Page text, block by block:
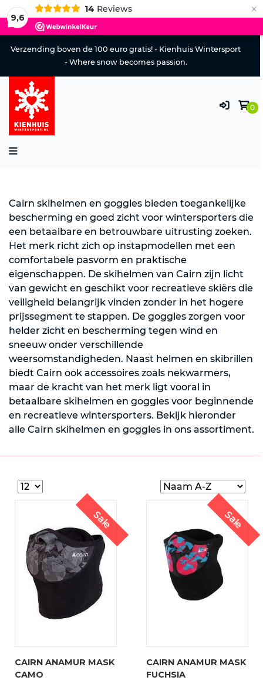
9,6
14 Reviews ×
Verzending boven de 100 euro gratis! - Kienhuis Wintersport
- Where snow becomes passion.
0
Cairn skihelmen en goggles bieden toegankelijke
bescherming en goed zicht voor wintersporters die
een betaalbare en betrouwbare uitrusting zoeken.
Het merk richt zich op instapmodellen met een
comfortabele pasvorm en praktische
eigenschappen. De skihelmen van Cairn zijn licht
van gewicht en geschikt voor recreatieve skiërs die
veiligheid belangrijk vinden zonder in het hogere
prijssegment te stappen. De goggles zorgen voor
helder zicht en bescherming tegen wind en
sneeuw onder verschillende
weersomstandigheden. Naast helmen en skibrillen
biedt Cairn ook accessoires zoals nekwarmers,
maar de kracht van het merk ligt vooral in
betaalbare skihelmen en goggles voor beginnende
en recreatieve wintersporters. Bekijk hieronder
alle Cairn skihelmen en goggles in ons assortiment.
Sale
CAIRN ANAMUR MASK
CAMO
Sale
CAIRN ANAMUR MASK
FUCHSIA